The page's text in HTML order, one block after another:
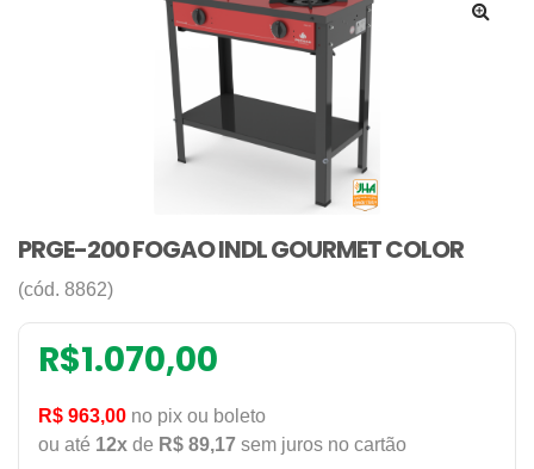
PRGE-200 FOGAO INDL GOURMET COLOR
(cód. 8862)
R$1.070,00
R$ 963,00 no pix ou boleto
ou até 12x de R$ 89,17 sem juros no cartão